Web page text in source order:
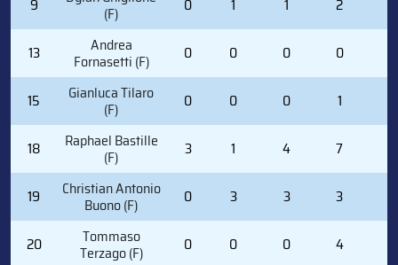
9
(F) 0 1 1 2
13 Andrea
Fornasetti (F) 0 0 0 0
15 Gianluca Tilaro
(F) 0 0 0 1
18 Raphael Bastille
(F) 3 1 4 7
19 Christian Antonio
Buono (F) 0 3 3 3
20 Tommaso
Terzago (F) 0 0 0 4